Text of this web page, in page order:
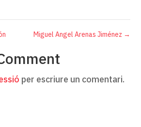
Miguel Angel Arenas Jiménez →
per escriure un comentari.